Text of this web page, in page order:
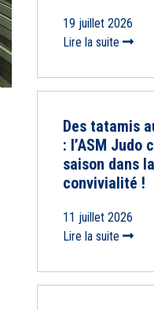
19 juillet 2026
Lire la suite
Des tatamis
: l’ASM Judo
saison dans la
convivialité !
11 juillet 2026
Lire la suite